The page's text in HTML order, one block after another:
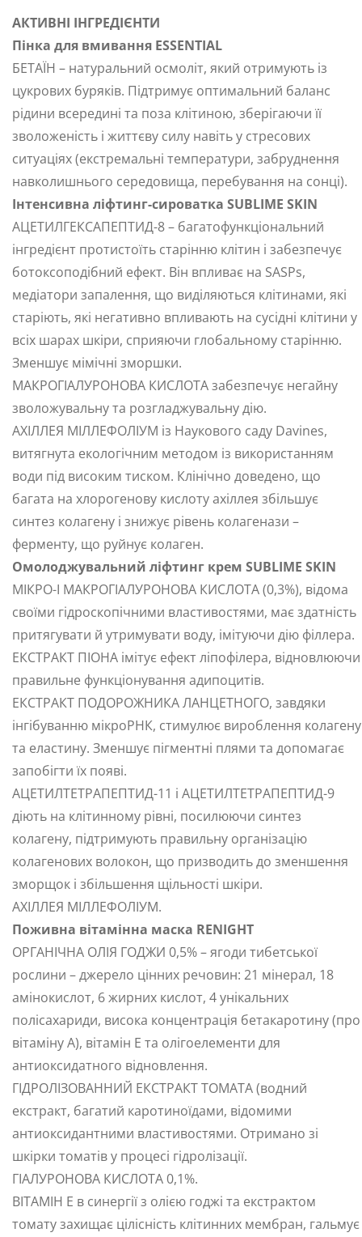
АКТИВНІ ІНГРЕДІЄНТИ
Пінка для вмивання ESSENTIAL
БЕТАЇН – натуральний осмоліт, який отримують із
цукрових буряків. Підтримує оптимальний баланс
рідини всередині та поза клітиною, зберігаючи її
зволоженість і життєву силу навіть у стресових
ситуаціях (екстремальні температури, забруднення
навколишнього середовища, перебування на сонці).
Інтенсивна ліфтинг-сироватка SUBLIME SKIN
АЦЕТИЛГЕКСАПЕПТИД-8 – багатофункціональний
інгредієнт протистоїть старінню клітин і забезпечує
ботоксоподібний ефект. Він впливає на SASPs,
медіатори запалення, що виділяються клітинами, які
старіють, які негативно впливають на сусідні клітини у
всіх шарах шкіри, сприяючи глобальному старінню.
Зменшує мімічні зморшки.
МАКРОГІАЛУРОНОВА КИСЛОТА забезпечує негайну
зволожувальну та розгладжувальну дію.
АХІЛЛЕЯ МІЛЛЕФОЛІУМ із Наукового саду Davines,
витягнута екологічним методом із використанням
води під високим тиском. Клінічно доведено, що
багата на хлорогенову кислоту ахіллея збільшує
синтез колагену і знижує рівень колагенази –
ферменту, що руйнує колаген.
Омолоджувальний ліфтинг крем SUBLIME SKIN
МІКРО-І МАКРОГІАЛУРОНОВА КИСЛОТА (0,3%), відома
своїми гідроскопічними властивостями, має здатність
притягувати й утримувати воду, імітуючи дію філлера.
ЕКСТРАКТ ПІОНА імітує ефект ліпофілера, відновлюючи
правильне функціонування адипоцитів.
ЕКСТРАКТ ПОДОРОЖНИКА ЛАНЦЕТНОГО, завдяки
інгібуванню мікроРНК, стимулює вироблення колагену
та еластину. Зменшує пігментні плями та допомагає
запобігти їх появі.
АЦЕТИЛТЕТРАПЕПТИД-11 і АЦЕТИЛТЕТРАПЕПТИД-9
діють на клітинному рівні, посилюючи синтез
колагену, підтримують правильну організацію
колагенових волокон, що призводить до зменшення
зморщок і збільшення щільності шкіри.
АХІЛЛЕЯ МІЛЛЕФОЛІУМ.
Поживна вітамінна маска RENIGHT
ОРГАНІЧНА ОЛІЯ ГОДЖИ 0,5% – ягоди тибетської
рослини – джерело цінних речовин: 21 мінерал, 18
амінокислот, 6 жирних кислот, 4 унікальних
полісахариди, висока концентрація бетакаротину (про
вітаміну А), вітамін Е та олігоелементи для
антиоксидатного відновлення.
ГІДРОЛІЗОВАННИЙ ЕКСТРАКТ ТОМАТА (водний
екстракт, багатий каротиноїдами, відомими
антиоксидантними властивостями. Отримано зі
шкірки томатів у процесі гідролізації.
ГІАЛУРОНОВА КИСЛОТА 0,1%.
ВІТАМІН Е в синергії з олією годжі та екстрактом
томату захищає цілісність клітинних мембран, гальмує